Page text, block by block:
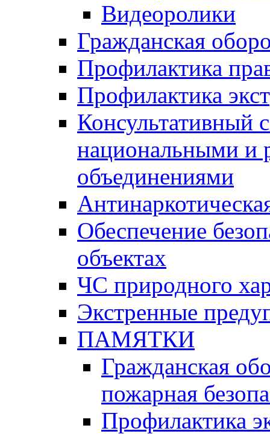
Видеоролики
Гражданская
Профилактика
Профилактика
Консультативный
национальными и
объединениями
Обеспечение
объектах
ЧС природного
Экстренные
ПАМЯТКИ
Гражданская
пожарная
Профилактика